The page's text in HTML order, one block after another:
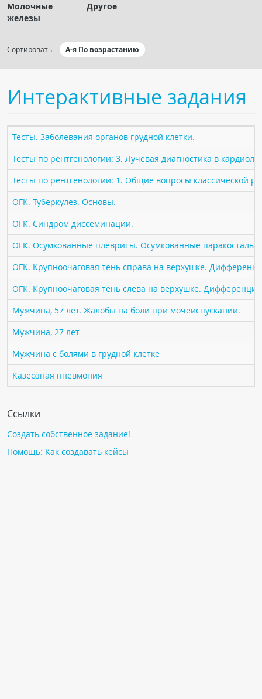
КНИЖНЫЙ МАГАЗИН
ПАЦИЕНТАМ
Где пройти обследование
Компьютерная томография (КТ)
Магнитно-резонансная томография (МРТ)
Спросить врача
ПОМОЩЬ
Молочные
железы
Другое
Сортировать А-я По возрастанию
Интерактивные задания
Тесты. Заболевания органов грудной клетки.
Тесты по рентгенологии: 3. Лучевая диагностика в
Тесты по рентгенологии: 1. Общие вопросы классической
ОГК. Туберкулез. Основы.
ОГК. Синдром диссеминации.
ОГК. Осумкованные плевриты. Осумкованные
ОГК. Крупноочаговая тень справа на верхушке.
ОГК. Крупноочаговая тень слева на верхушке.
Мужчина, 57 лет. Жалобы на боли при мочеиспускании.
Мужчина, 27 лет
Мужчина с болями в грудной клетке
Казеозная пневмония
Ссылки
Создать собственное задание!
Помощь: Как создавать кейсы